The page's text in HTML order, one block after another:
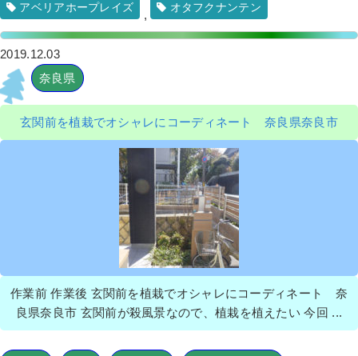
アベリアホープレイズ
,
オタフクナンテン
2019.12.03
奈良県
玄関前を植栽でオシャレにコーディネート 奈良県奈良市
作業前 作業後 玄関前を植栽でオシャレにコーディネート 奈
良県奈良市 玄関前が殺風景なので、植栽を植えたい 今回 ...